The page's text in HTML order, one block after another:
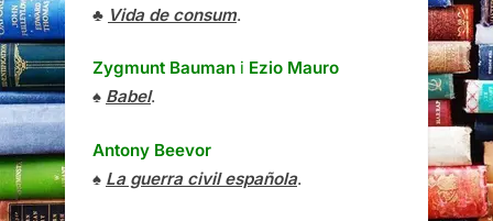
♣ Vida de consum.
Zygmunt Bauman i Ezio Mauro
♠ Babel.
Antony Beevor
♠ La guerra civil española.